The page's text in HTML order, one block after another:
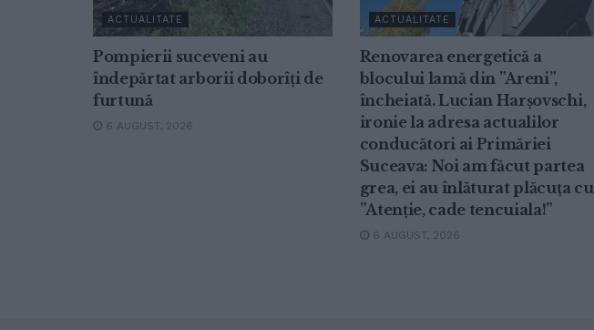
ACTUALITATE
Pompierii suceveni au
îndepărtat arborii doborîți de
furtună
6 AUGUST, 2026
ACTUALITATE
Renovarea energetică a
blocului lamă din ”Areni”,
încheiată. Lucian Harșovschi,
ironie la adresa actualilor
conducători ai Primăriei
Suceava: Noi am făcut partea
grea, ei au înlăturat plăcuța cu
”Atenție, cade tencuiala!”
6 AUGUST, 2026